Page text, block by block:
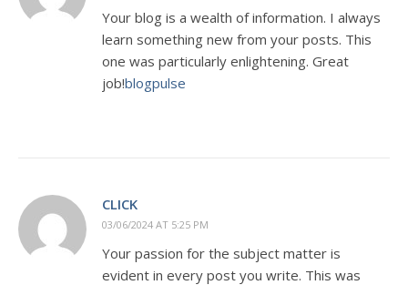
Your blog is a wealth of information. I always
learn something new from your posts. This
one was particularly enlightening. Great
job!blogpulse
CLICK
03/06/2024 AT 5:25 PM
Your passion for the subject matter is
evident in every post you write. This was